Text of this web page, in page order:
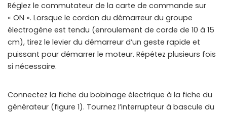
Réglez le commutateur de la carte de commande sur
« ON ». Lorsque le cordon du démarreur du groupe
électrogène est tendu (enroulement de corde de 10 à 15
cm), tirez le levier du démarreur d’un geste rapide et
puissant pour démarrer le moteur. Répétez plusieurs fois
si nécessaire.
Connectez la fiche du bobinage électrique à la fiche du
générateur (figure 1). Tournez l’interrupteur à bascule du